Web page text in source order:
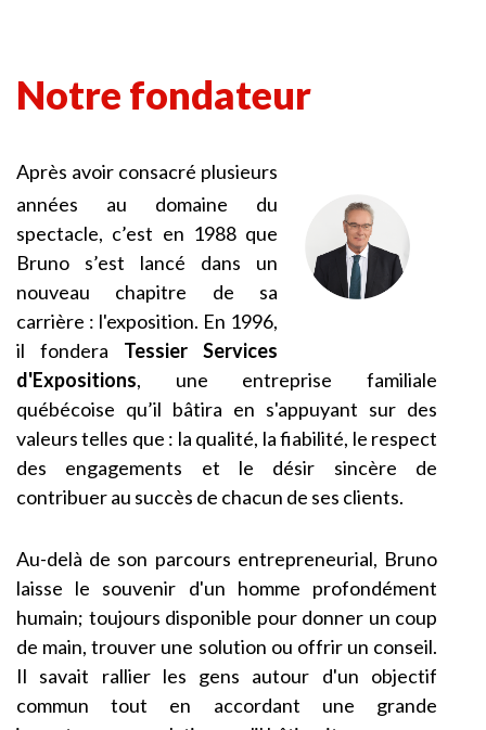
Notre fondateur
Après avoir consacré plusieurs
années au domaine du
spectacle, c’est en 1988 que
Bruno s’est lancé dans un
nouveau chapitre de sa
carrière : l'exposition. En 1996,
il fondera Tessier Services
d'Expositions, une entreprise familiale
québécoise qu’il bâtira en s'appuyant sur des
valeurs telles que : la qualité, la fiabilité, le respect
des engagements et le désir sincère de
contribuer au succès de chacun de ses clients.
Au-delà de son parcours entrepreneurial, Bruno
laisse le souvenir d'un homme profondément
humain; toujours disponible pour donner un coup
de main, trouver une solution ou offrir un conseil.
Il savait rallier les gens autour d'un objectif
commun tout en accordant une grande